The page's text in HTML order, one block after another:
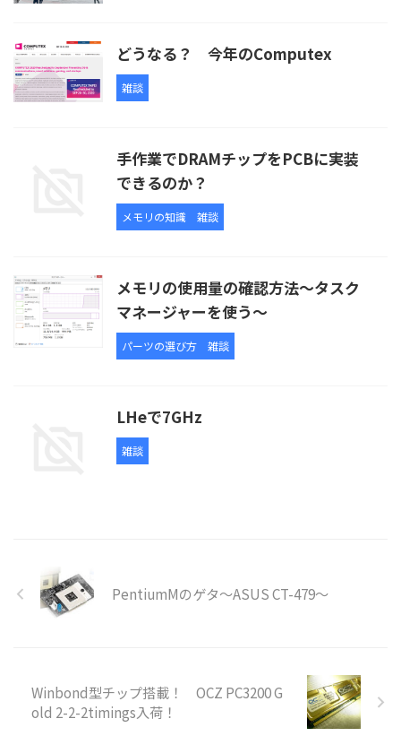
どうなる？ 今年のComputex
雑談
手作業でDRAMチップをPCBに実装
できるのか？
メモリの知識 雑談
メモリの使用量の確認方法～タスク
マネージャーを使う～
パーツの選び方 雑談
LHeで7GHz
雑談
PentiumMのゲタ～ASUS CT-479～
Winbond型チップ搭載！ OCZ PC3200 G
old 2-2-2timings入荷！